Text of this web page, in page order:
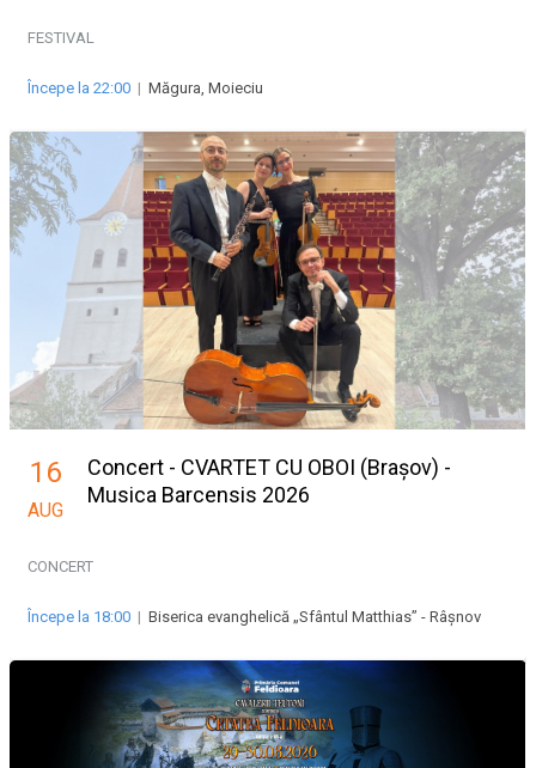
FESTIVAL
Începe la 22:00 | Măgura, Moieciu
16
AUG
Concert - CVARTET CU OBOI (Brașov) -
Musica Barcensis 2026
CONCERT
Începe la 18:00 | Biserica evanghelică „Sfântul Matthias” - Râșnov